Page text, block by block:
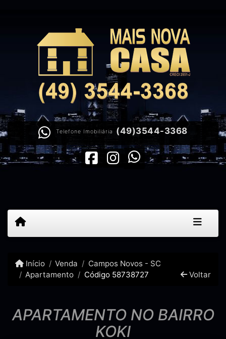
Telefone Imobiliária (49)3544-3368
Início Venda
Campos Novos - SC
Apartamento
Código 58738727 Voltar
APARTAMENTO NO BAIRRO
KOKI